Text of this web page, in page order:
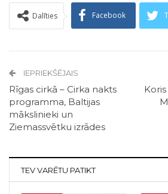
Dalīties Facebook
IEPRIEKŠĒJAIS
Rīgas cirkā – Cirka nakts
programma, Baltijas
mākslinieki un
Ziemassvētku izrādes
TEV VARĒTU PATIKT